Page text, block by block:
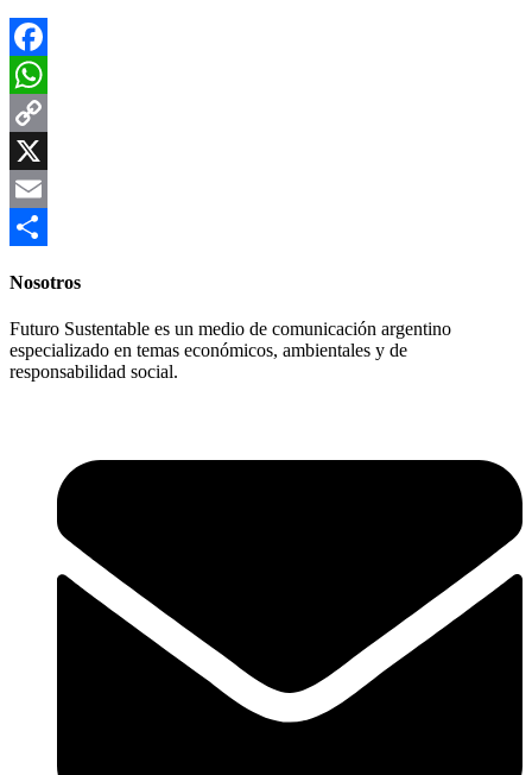
Facebook
WhatsApp
Copy
Link
X
Email
Nosotros
Futuro Sustentable es un medio de comunicación argentino
especializado en temas económicos, ambientales y de
responsabilidad social.